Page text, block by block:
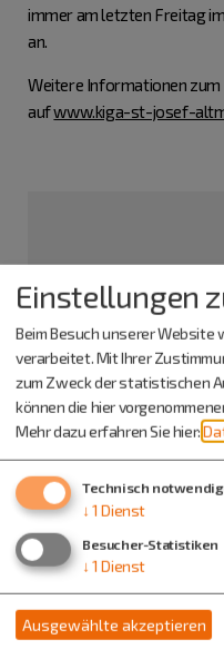
immer am letzten Freitag
an.
Weitere Informationen zum
aufwww.kiga-st-josef-
Kindergarten St.
Mathias-Bauer-Straße 18
93336 Altmannstein
Einstellungen
Beim Besuch unserer Website
verarbeitet. Mit Ihrer
zum Zweck der statistischen
können die hier
Mehr dazu erfahren Sie hier:
Technisch
↓ 1 Dienst
Besucher-Statistiken
↓ 1 Dienst
Ausgewählte akzeptieren